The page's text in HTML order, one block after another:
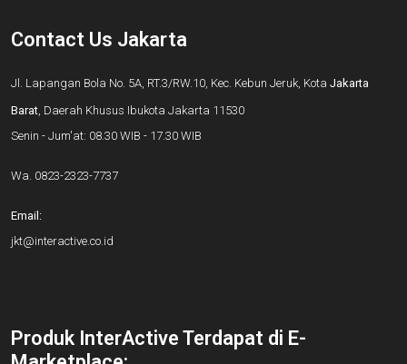
Contact Us Jakarta
Jl. Lapangan Bola No. 5A, RT.3/RW.10, Kec. Kebun Jeruk, Kota Jakarta
Barat, Daerah Khusus Ibukota Jakarta 11530
Senin - Jum'at: 08.30 WIB - 17.30 WIB
Wa. 0823-2323-7737
Email:
jkt@interactive.co.id
Produk InterActive Terdapat di E-